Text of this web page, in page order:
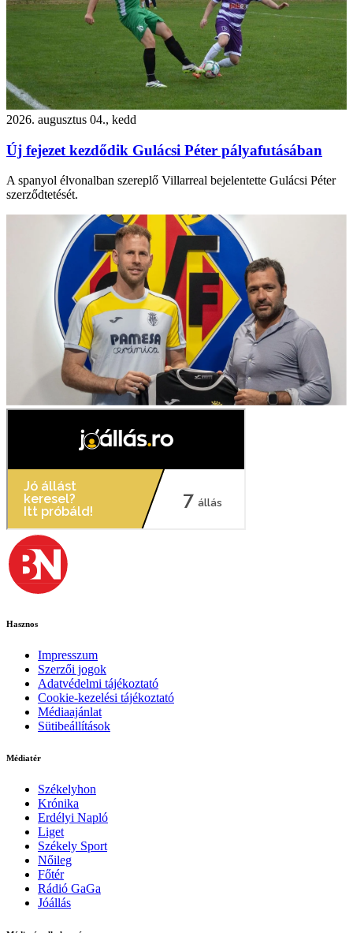
2026. augusztus 04., kedd
Új fejezet kezdődik Gulácsi Péter pályafutásában
A spanyol élvonalban szereplő Villarreal bejelentette Gulácsi Péter
szerződtetését.
Hasznos
Impresszum
Szerzői jogok
Adatvédelmi tájékoztató
Cookie-kezelési tájékoztató
Médiaajánlat
Sütibeállítások
Médiatér
Székelyhon
Krónika
Erdélyi Napló
Liget
Székely Sport
Nőileg
Főtér
Rádió GaGa
Jóállás